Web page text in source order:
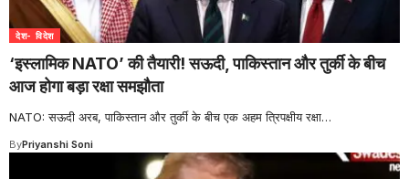
देश- विदेश
‘इस्लामिक NATO’ की तैयारी! सऊदी, पाकिस्तान और तुर्की के बीच
आज होगा बड़ा रक्षा समझौता
NATO: सऊदी अरब, पाकिस्तान और तुर्की के बीच एक अहम त्रिपक्षीय रक्षा…
ByPriyanshi Soni